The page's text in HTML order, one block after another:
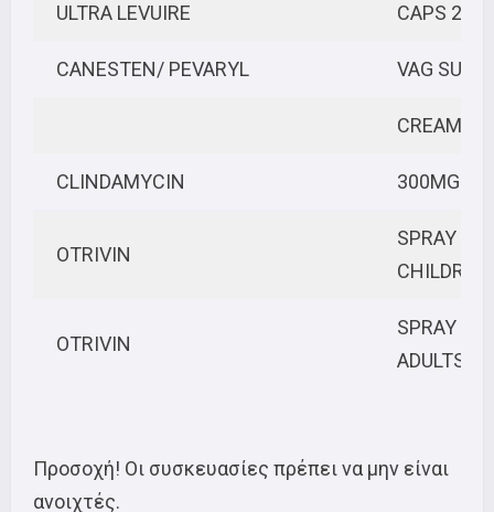
ULTRA LEVUIRE CAPS
CANESTEN/ PEVARYL VAG SUP
CREAM
CLINDAMYCIN 300MG
OTRIVIN
SPRAY
CHILDREN
OTRIVIN
SPRAY
ADULTS
Προσοχή! Οι συσκευασίες πρέπει να μην είναι
ανοιχτές.